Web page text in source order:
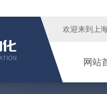
欢迎来到 上
网站